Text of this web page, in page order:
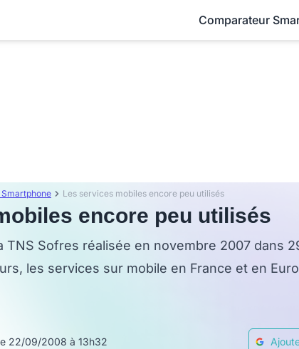
Comparateur
Les services mobiles encore peu utilisés
encore peu utilisés
TNS Sofres réalisée en novembre 2007 dans
les services sur mobile en France et en
22/09/2008 à 13h32